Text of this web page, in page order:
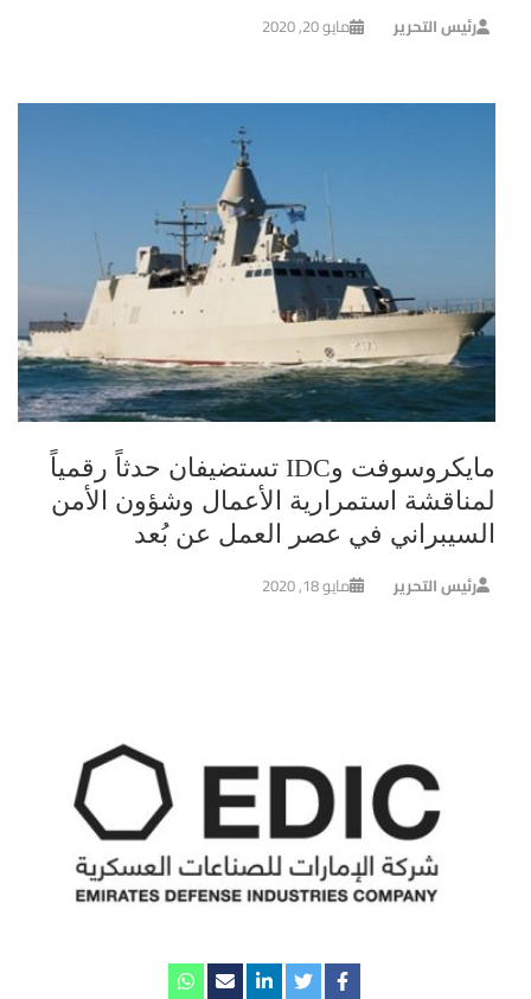
رئيس التحرير مايو 20, 2020
مايكروسوفت وIDC تستضيفان حدثاً رقمياً
لمناقشة استمرارية الأعمال وشؤون الأمن
السيبراني في عصر العمل عن بُعد
رئيس التحرير مايو 18, 2020